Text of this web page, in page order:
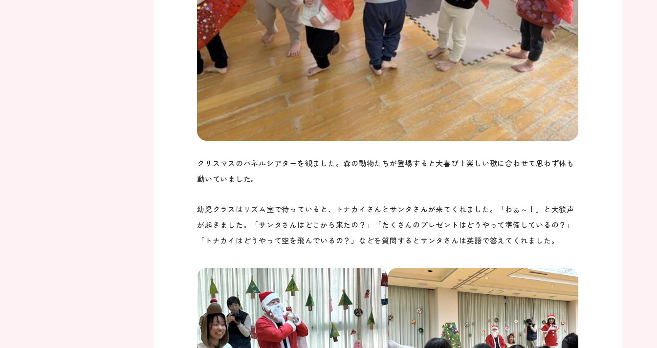
クリスマスのパネルシアターを観ました。森の動物たちが登場すると大喜び！楽しい歌に合わせて思わず体も
動いていました。
幼児クラスはリズム室で待っていると、トナカイさんとサンタさんが来てくれました。「わぁ～！」と大歓声
が起きました。「サンタさんはどこから来たの？」「たくさんのプレゼントはどうやって準備しているの？」
「トナカイはどうやって空を飛んでいるの？」などを質問するとサンタさんは英語で答えてくれました。